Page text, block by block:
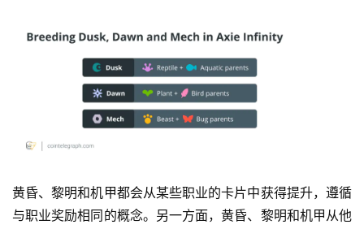
黄昏、黎明和机甲都会从某些职业的卡片中获得提升，遵循
与职业奖励相同的概念。另一方面，黄昏、黎明和机甲从他